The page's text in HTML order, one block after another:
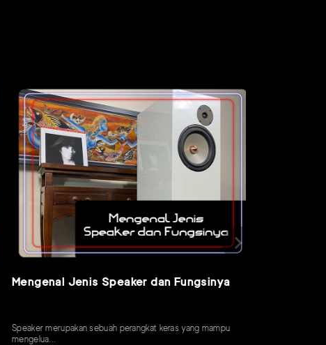
Mengenal Jenis Speaker dan Fungsinya
Speaker merupakan sebuah perangkat keras yang mampu
mengelua...